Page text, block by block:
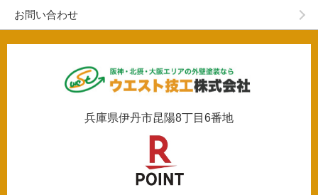
お問い合わせ
兵庫県伊丹市昆陽8丁目6番地